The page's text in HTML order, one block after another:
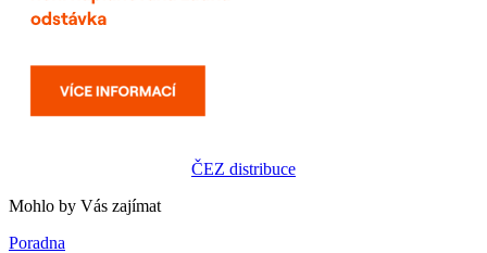
ČEZ distribuce
Mohlo by Vás zajímat
Poradna